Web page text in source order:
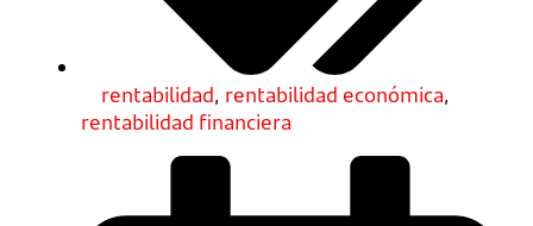
rentabilidad, rentabilidad económica,
rentabilidad financiera